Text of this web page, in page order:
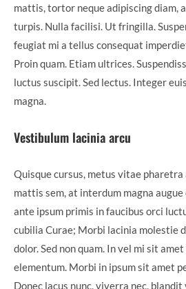
mattis, tortor neque adipiscing diam,
turpis. Nulla facilisi. Ut fringilla.
feugiat mi a tellus consequat
Proin quam. Etiam ultrices.
luctus suscipit. Sed lectus. Integer
magna.
Vestibulum lacinia arcu
Quisque cursus, metus vitae pharetra
mattis sem, at interdum magna
ante ipsum primis in faucibus orci
cubilia Curae; Morbi lacinia molestie
dolor. Sed non quam. In vel mi sit
elementum. Morbi in ipsum sit amet
Donec lacus nunc, viverra nec, blandit